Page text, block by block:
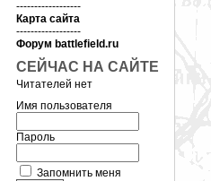
------------------
Карта сайта
------------------
Форум battlefield.ru
СЕЙЧАС НА САЙТЕ
Читателей нет
Имя пользователя
Пароль
Запомнить меня